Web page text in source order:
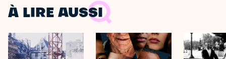
À LIRE AUSSI